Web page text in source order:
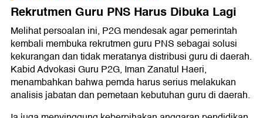
Rekrutmen Guru PNS Harus Dibuka Lagi
Melihat persoalan ini, P2G mendesak agar pemerintah
kembali membuka rekrutmen guru PNS sebagai solusi
kekurangan dan tidak meratanya distribusi guru di daerah.
Kabid Advokasi Guru P2G, Iman Zanatul Haeri,
menambahkan bahwa pemda harus serius melakukan
analisis jabatan dan pemetaan kebutuhan guru di daerah.